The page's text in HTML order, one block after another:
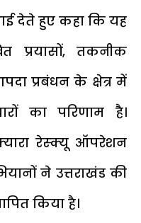
देते हुए कहा कि यह
प्रयासों, तकनीक
प्रबंधन के क्षेत्र में
का परिणाम है।
रेस्क्यू ऑपरेशन
ने उत्तराखंड की
किया है।